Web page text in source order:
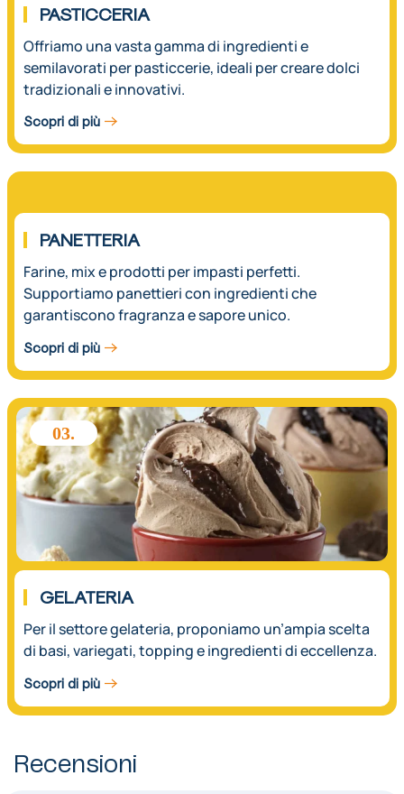
PASTICCERIA
Offriamo una vasta gamma di ingredienti e
semilavorati per pasticcerie, ideali per creare dolci
tradizionali e innovativi.
Scopri di più
02.
PANETTERIA
Farine, mix e prodotti per impasti perfetti.
Supportiamo panettieri con ingredienti che
garantiscono fragranza e sapore unico.
Scopri di più
03.
GELATERIA
Per il settore gelateria, proponiamo un’ampia scelta
di basi, variegati, topping e ingredienti di eccellenza.
Scopri di più
Recensioni